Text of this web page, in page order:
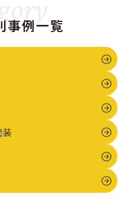
組み
既存の意匠を
事例一覧
装